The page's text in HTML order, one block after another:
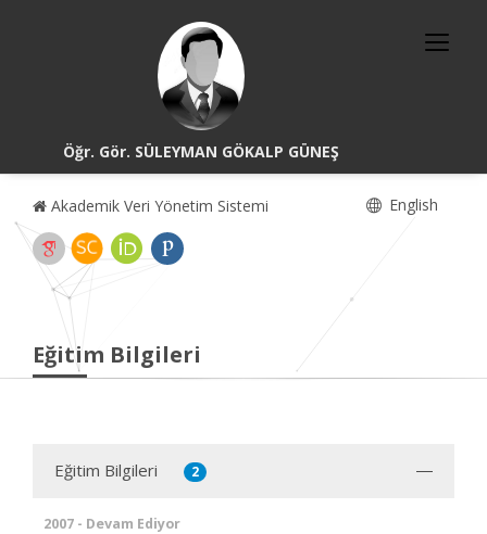
Öğr. Gör. SÜLEYMAN GÖKALP GÜNEŞ
Akademik Veri Yönetim Sistemi English
Eğitim Bilgileri
Eğitim Bilgileri 2
2007 - Devam Ediyor